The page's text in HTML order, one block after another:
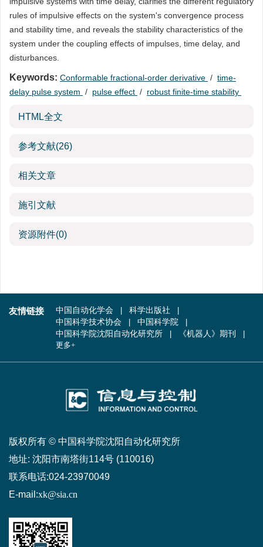
rules of impulsive effects on the system's convergence process
and stability time, and reveals the stability characteristics of the
system under the coupling effects of impulses, time delay, and
disturbances.
Keywords: Conformable fractional-order derivative / time-
delay pulse system / pulse effect / robust finite-time stability
HTML全文
参考文献(26)
相关文章
施引文献
资源附件(0)
友情链接 中国自动化学会
科学出版社
中国科学技术协会
中国科学院
中国科学院沈阳自动化研究所
《机器人》期刊
更多+
版权所有 © 中国科学院沈阳自动化研究所
地址: 沈阳市南塔街114号 (110016)
联系电话:024-23970049
E-mail:xk@sia.cn